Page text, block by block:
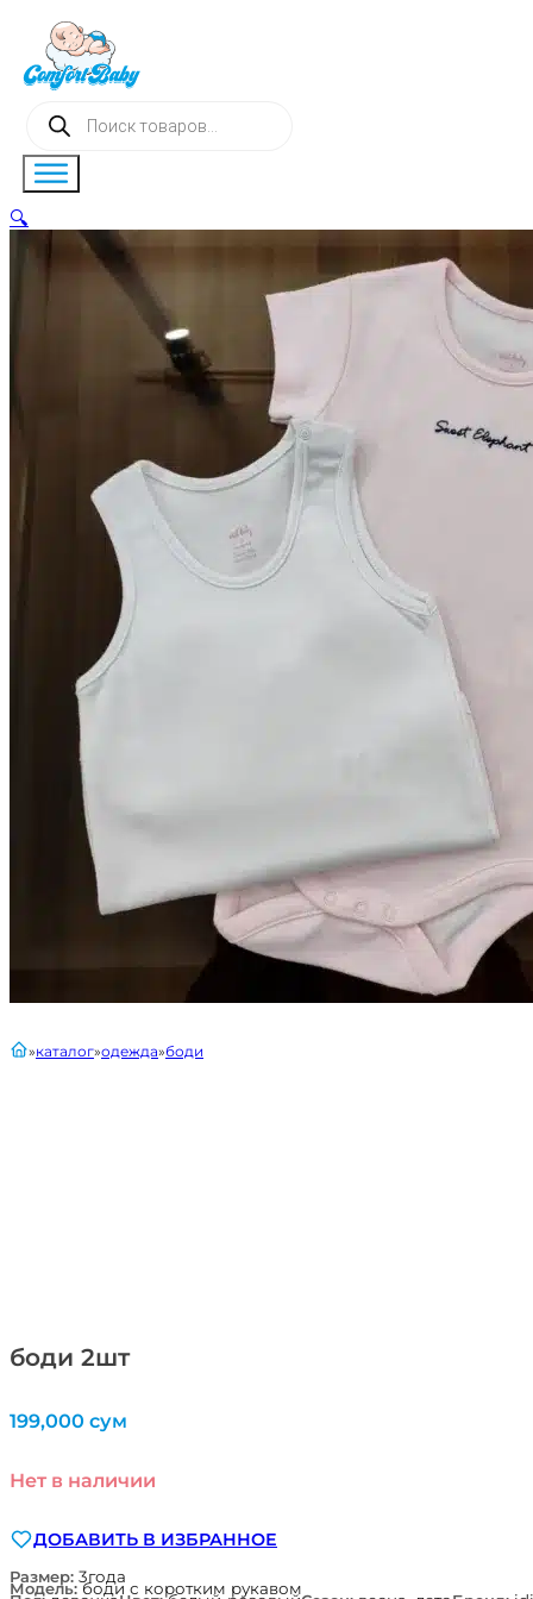
Поиск
товаров
боди 2шт
главнаякаталог одежда боди
199,000 сум
Нет в наличии
ДОБАВИТЬ В ИЗБРАННОЕ
Размер: 3года
Модель:боди с коротким рукавом
🔍